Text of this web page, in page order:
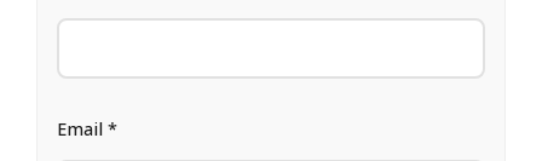
Email *